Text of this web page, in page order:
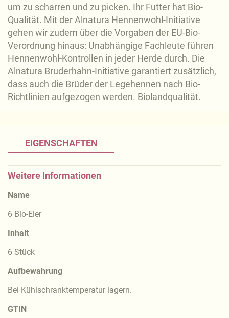
um zu scharren und zu picken. Ihr Futter hat Bio-
Qualität. Mit der Alnatura Hennenwohl-Initiative
gehen wir zudem über die Vorgaben der EU-Bio-
Verordnung hinaus: Unabhängige Fachleute führen
Hennenwohl-Kontrollen in jeder Herde durch. Die
Alnatura Bruderhahn-Initiative garantiert zusätzlich,
dass auch die Brüder der Legehennen nach Bio-
Richtlinien aufgezogen werden. Biolandqualität.
EIGENSCHAFTEN
Weitere Informationen
Name
6 Bio-Eier
Inhalt
6 Stück
Aufbewahrung
Bei Kühlschranktemperatur lagern.
GTIN